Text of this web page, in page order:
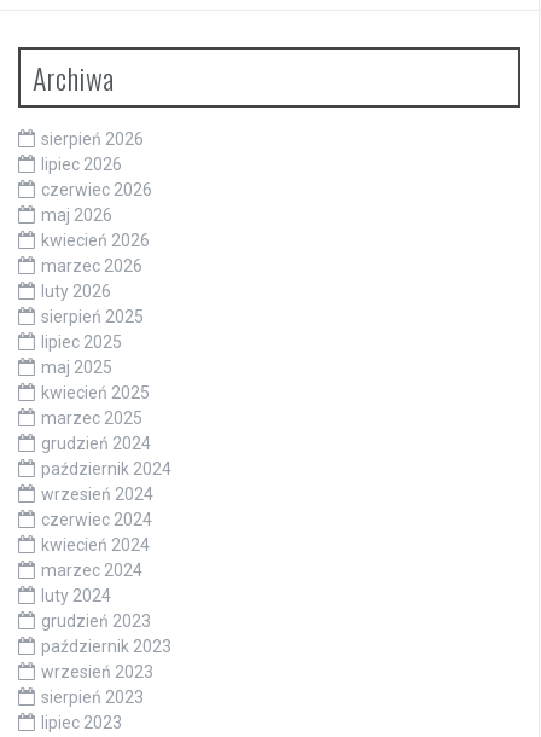
Archiwa
sierpień 2026
lipiec 2026
czerwiec 2026
maj 2026
kwiecień 2026
marzec 2026
luty 2026
sierpień 2025
lipiec 2025
maj 2025
kwiecień 2025
marzec 2025
grudzień 2024
październik 2024
wrzesień 2024
czerwiec 2024
kwiecień 2024
marzec 2024
luty 2024
grudzień 2023
październik 2023
wrzesień 2023
sierpień 2023
lipiec 2023